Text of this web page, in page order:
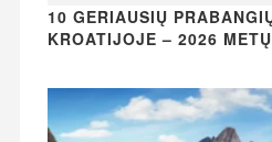
10 GERIAUSIŲ
KROATIJOJE – 2026